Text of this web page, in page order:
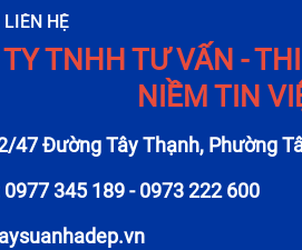
HỆ
TNHH TƯ VẤN -
NIỀM TIN
47 Đường Tây Thạnh, Phường
345 189 - 0973 222 600